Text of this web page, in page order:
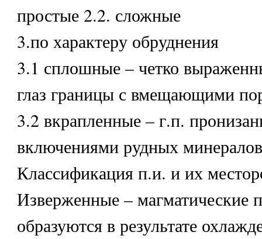
простые 2.2. сложные
3.по характеру обруднения
3.1 сплошные – четко
глаз границы с вмещающими
3.2 вкрапленные – г.п.
включениями рудных
Классификация п.и. и их
Изверженные – магматические
образуются в результате